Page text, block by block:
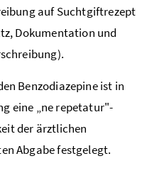
auf Suchtgiftrezept
Dokumentation und
Benzodiazepine ist in
eine „ne repetatur"-
der ärztlichen
Abgabe festgelegt.